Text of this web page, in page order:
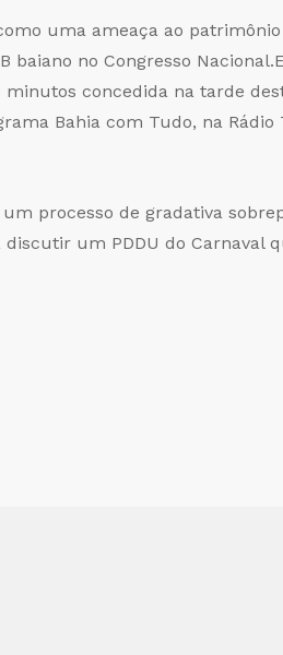
uma ameaça ao
no Congresso
concedida na tarde
Bahia com Tudo, na Rádio
processo de gradativa
um PDDU do Carnaval